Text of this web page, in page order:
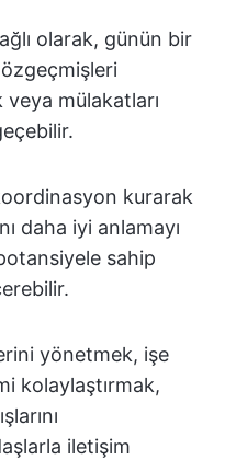
olarak, günün bir
özgeçmişleri
veya mülakatları
kurarak
daha iyi anlamayı
sahip
yönetmek, işe
kolaylaştırmak,
iletişim